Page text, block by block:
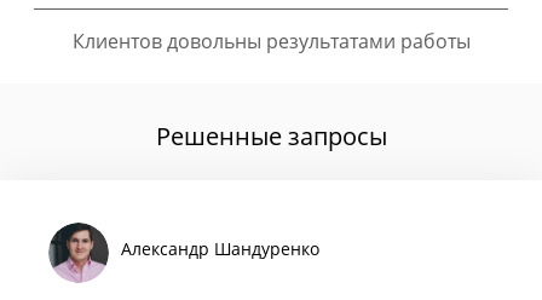
Клиентов довольны результатами работы
Решенные запросы
Александр Шандуренко